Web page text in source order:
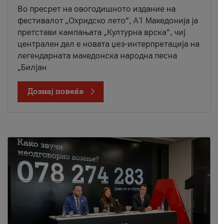
Во пресрет на овогодишното издание на
фестивалот „Охридско лето“, А1 Македонија ја
претстави кампањата „Културна врска“, чиј
централен дел е новата џез-интерпретација на
легендарната македонска народна песна
„Билјан
Дознај повеќе